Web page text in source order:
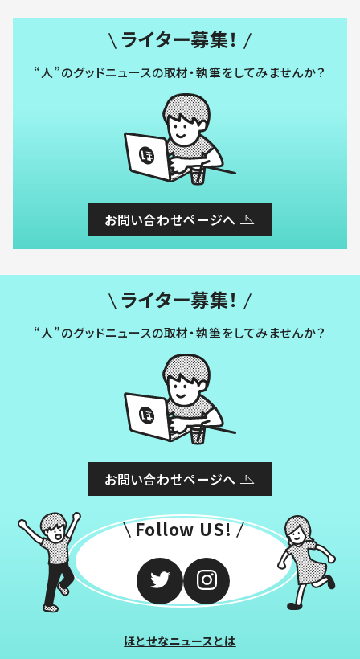
ライター募集！
“人”のグッドニュースの取材・執筆をしてみませんか？
お問い合わせページへ
ライター募集！
“人”のグッドニュースの取材・執筆をしてみませんか？
お問い合わせページへ
Follow US!
ほとせなニュースとは